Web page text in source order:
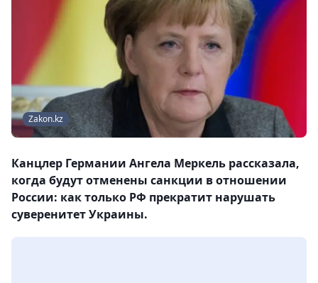
Zakon.kz
Канцлер Германии Ангела Меркель рассказала,
когда будут отменены санкции в отношении
России: как только РФ прекратит нарушать
суверенитет Украины.